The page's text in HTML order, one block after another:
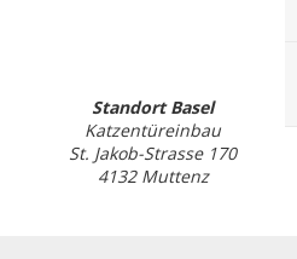
Standort Basel
Katzentüreinbau
St. Jakob-Strasse 170
4132 Muttenz